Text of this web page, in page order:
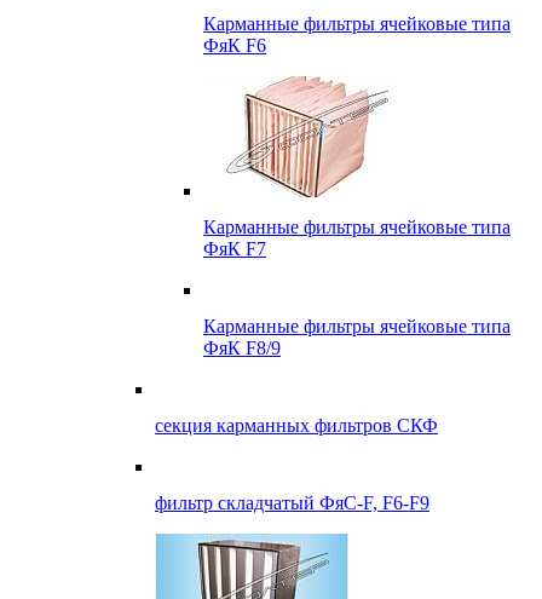
Карманные фильтры ячейковые типа
ФяК F6
Карманные фильтры ячейковые типа
ФяК F7
Карманные фильтры ячейковые типа
ФяК F8/9
секция карманных фильтров СКФ
фильтр складчатый ФяС-F, F6-F9